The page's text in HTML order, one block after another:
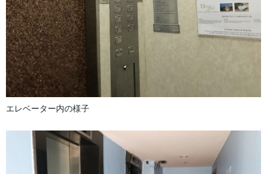
エレベーター内の様子